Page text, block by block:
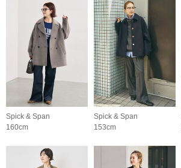
Spick & Span
160cm
Spick & Span
153cm